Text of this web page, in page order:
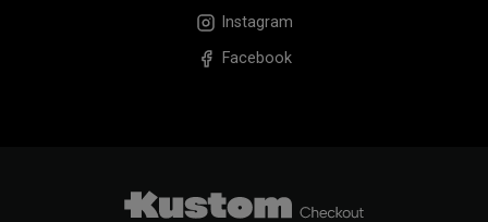
Instagram
Facebook